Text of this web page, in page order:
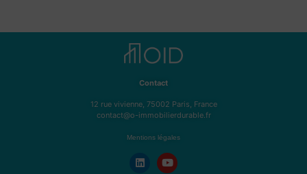
Contact
12 rue vivienne, 75002 Paris, France
contact@o-immobilierdurable.fr
Mentions légales